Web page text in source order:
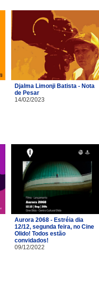
Djalma Limonji Batista - Nota
de Pesar
14/02/2023
Aurora 2068 - Estréia dia
12/12, segunda feira, no Cine
Olido! Todos estão
convidados!
09/12/2022